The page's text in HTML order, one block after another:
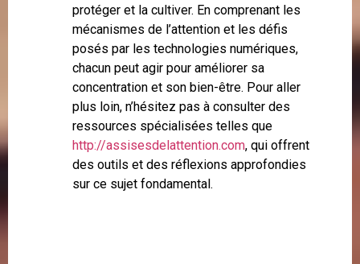
protéger et la cultiver. En comprenant les
mécanismes de l’attention et les défis
posés par les technologies numériques,
chacun peut agir pour améliorer sa
concentration et son bien-être. Pour aller
plus loin, n’hésitez pas à consulter des
ressources spécialisées telles que
http://assisesdelattention.com, qui offrent
des outils et des réflexions approfondies
sur ce sujet fondamental.